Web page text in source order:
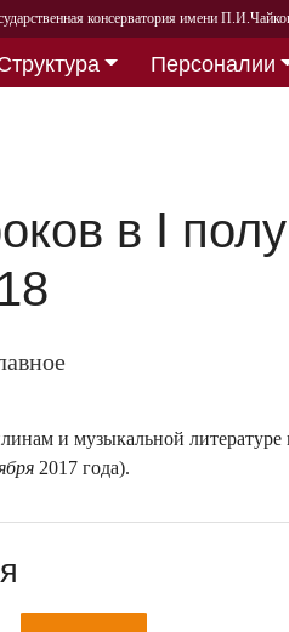
консерватория имени
Персоналии
в I
и музыкальной литературе
2017 года).